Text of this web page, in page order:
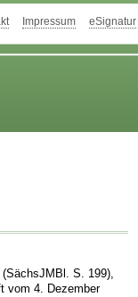
Impressum eSignatur
S. 199),
vom 4. Dezember